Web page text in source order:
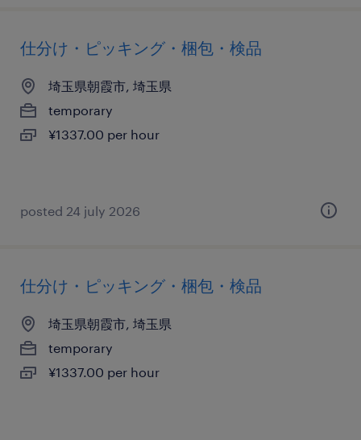
仕分け・ピッキング・梱包・検品
埼玉県朝霞市, 埼玉県
temporary
¥1337.00 per hour
posted 24 july 2026
仕分け・ピッキング・梱包・検品
埼玉県朝霞市, 埼玉県
temporary
¥1337.00 per hour